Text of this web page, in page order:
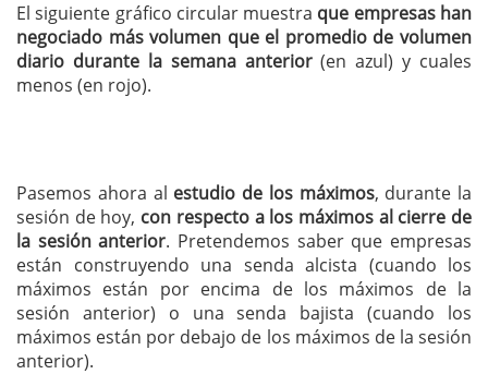
El siguiente gráfico circular muestra que empresas han
negociado más volumen que el promedio de volumen
diario durante la semana anterior(en azul) y cuales
menos (en rojo).
Pasemos ahora al estudio de los máximos, durante la
sesión de hoy, con respecto a los máximos al cierre de
la sesión anterior. Pretendemos saber que empresas
están construyendo una senda alcista (cuando los
máximos están por encima de los máximos de la
sesión anterior) o una senda bajista (cuando los
máximos están por debajo de los máximos de la sesión
anterior).